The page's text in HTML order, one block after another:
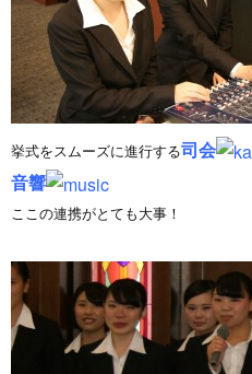
挙式をスムーズに進行する司会
音響
ここの連携がとても大事！